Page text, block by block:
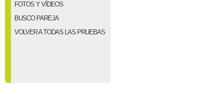
FOTOS Y VÍDEOS
BUSCO PAREJA
VOLVER A TODAS LAS PRUEBAS